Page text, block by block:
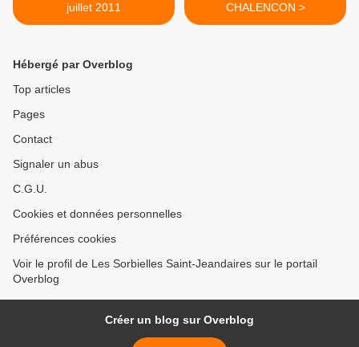
juillet 2011
CHALENCON >
Hébergé par Overblog
Top articles
Pages
Contact
Signaler un abus
C.G.U.
Cookies et données personnelles
Préférences cookies
Voir le profil de Les Sorbielles Saint-Jeandaires sur le portail
Overblog
Créer un blog sur Overblog